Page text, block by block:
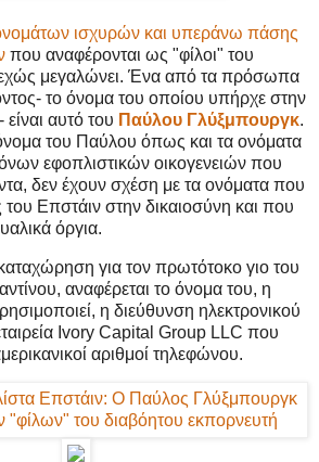
ισχυρών και υπεράνω πάσης
που αναφέρονται ως "φίλοι" του
μεγαλώνει. Ένα από τα πρόσωπα
το όνομα του οποίου υπήρχε στην
αυτό του Παύλου Γλύξμπουργκ.
του Παύλου όπως και τα ονόματα
εφοπλιστικών οικογενειών που
δεν έχουν σχέση με τα ονόματα που
Επστάιν στην δικαιοσύνη και που
όργια.
για τον πρωτότοκο γιο του
αναφέρεται το όνομα του, η
η διεύθυνση ηλεκτρονικού
Ivory Capital Group LLC που
αριθμοί τηλεφώνου.